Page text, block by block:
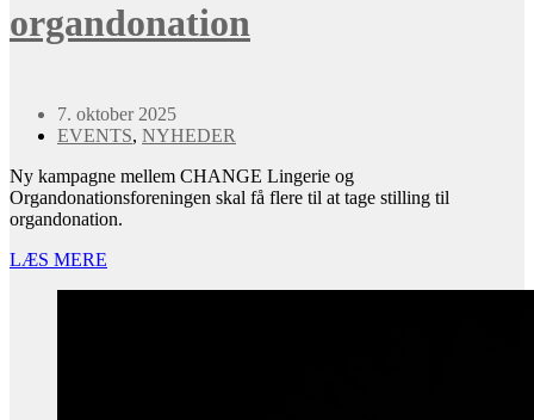
organdonation
7. oktober 2025
EVENTS, NYHEDER
Ny kampagne mellem CHANGE Lingerie og
Organdonationsforeningen skal få flere til at tage stilling til
organdonation.
LÆS MERE